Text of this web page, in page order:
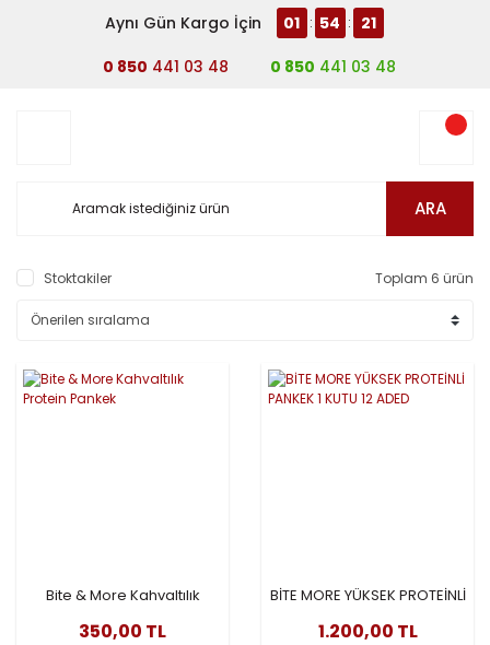
Aynı Gün Kargo İçin 01 : 54 :
21
0 850 441 03 48 0 850 441 03 48
ARA
Stoktakiler Toplam 6 ürün
Bite & More Kahvaltılık
Protein Pankek
350,00 TL
BİTE MORE YÜKSEK PROTEİNLİ
PANKEK 1 KUTU 12 ADED
1.200,00 TL